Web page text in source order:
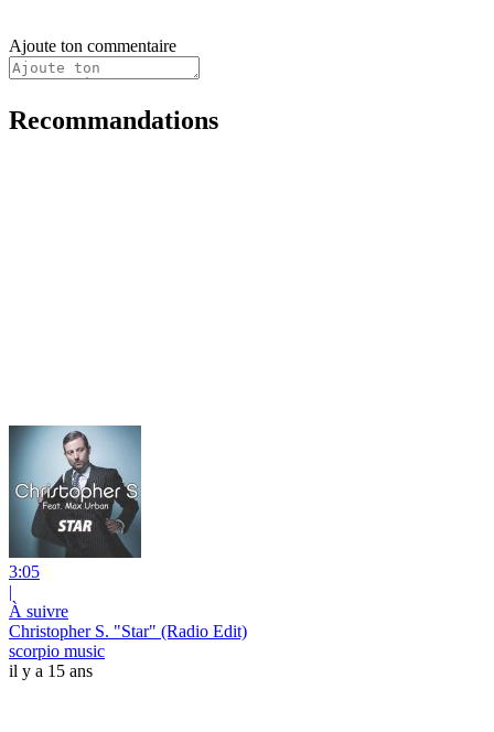
Ajoute ton commentaire
Recommandations
3:05
|
À suivre
Christopher S. "Star" (Radio Edit)
scorpio music
il y a 15 ans